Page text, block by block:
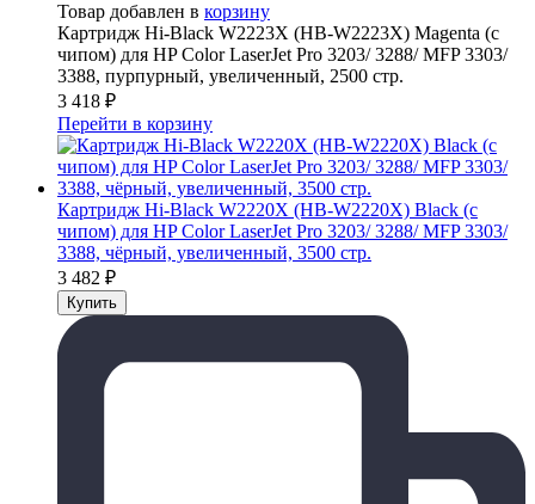
Товар добавлен в корзину
Картридж Hi-Black W2223X (HB-W2223X) Magenta (с
чипом) для HP Color LaserJet Pro 3203/ 3288/ MFP 3303/
3388, пурпурный, увеличенный, 2500 стр.
3 418 ₽
Перейти в корзину
Картридж Hi-Black W2220X (HB-W2220X) Black (с
чипом) для HP Color LaserJet Pro 3203/ 3288/ MFP 3303/
3388, чёрный, увеличенный, 3500 стр.
3 482 ₽